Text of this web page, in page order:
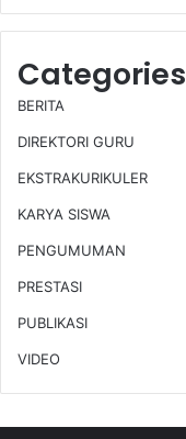
Categories
BERITA
DIREKTORI GURU
EKSTRAKURIKULER
KARYA SISWA
PENGUMUMAN
PRESTASI
PUBLIKASI
VIDEO